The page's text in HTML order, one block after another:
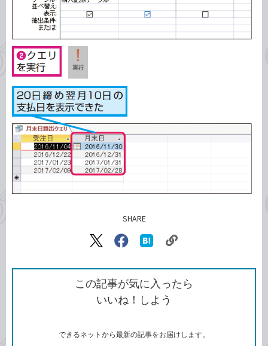
SHARE
X（旧
で
シ
ェ
ア
Facebook
シ
ェ
ア
な
ッ
ク
ク
ク
を
コ
この記事が気に入ったら
いいね！しよう
できるネットから最新の記事をお届けします。